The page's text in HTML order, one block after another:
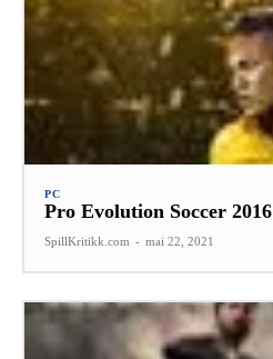
PC
Pro Evolution Soccer 2016
SpillKritikk.com - mai 22, 2021